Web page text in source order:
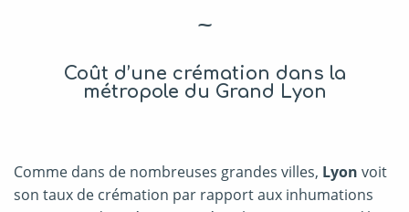
~
Coût d’une crémation dans la
métropole du Grand Lyon
Comme dans de nombreuses grandes villes, Lyon voit
son taux de crémation par rapport aux inhumations